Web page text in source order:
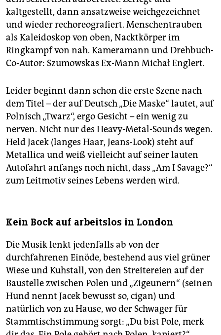
kaltgestellt, dann ansatzweise weichgezeichnet
und wieder rechoreografiert. Menschentrauben
als Kaleidoskop von oben, Nacktkörper im
Ringkampf von nah. Kameramann und Drehbuch-
Co-Autor: Szumowskas Ex-Mann Michał Englert.
Leider beginnt dann schon die erste Szene nach
dem Titel – der auf Deutsch „Die Maske“ lautet, auf
Polnisch „Twarz“, ergo Gesicht – ein wenig zu
nerven. Nicht nur des Heavy-Metal-Sounds wegen.
Held Jacek (langes Haar, Jeans-Look) steht auf
Metallica und weiß vielleicht auf seiner lauten
Autofahrt anfangs noch nicht, dass „Am I Savage?“
zum Leitmotiv seines Lebens werden wird.
Kein Bock auf arbeitslos in London
Die Musik lenkt jedenfalls ab von der
durchfahrenen Einöde, bestehend aus viel grüner
Wiese und Kuhstall, von den Streitereien auf der
Baustelle zwischen Polen und „Zigeunern“ (seinen
Hund nennt Jacek bewusst so, cigan) und
natürlich von zu Hause, wo der Schwager für
Stammtischstimmung sorgt: „Du bist Pole, merk